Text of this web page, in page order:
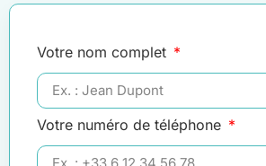
Votre nom complet
Votre numéro de téléphone